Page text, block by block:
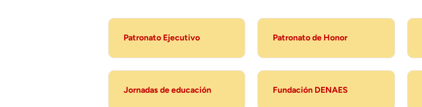
Patronato Ejecutivo Patronato de Honor
Jornadas de educación Fundación DENAES